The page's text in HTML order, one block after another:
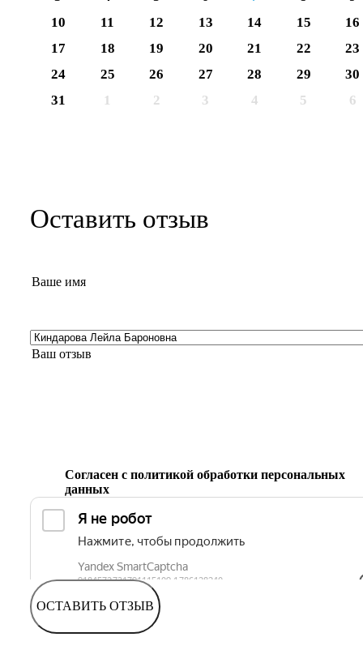
10
11 12 13 14 15
16
17
18 19 20 21 22
23
24
25 26 27 28 29
30
31
1 2 3 4 5 6
Оставить отзыв
Согласен с политикой обработки персональных
данных
ОСТАВИТЬ ОТЗЫВ